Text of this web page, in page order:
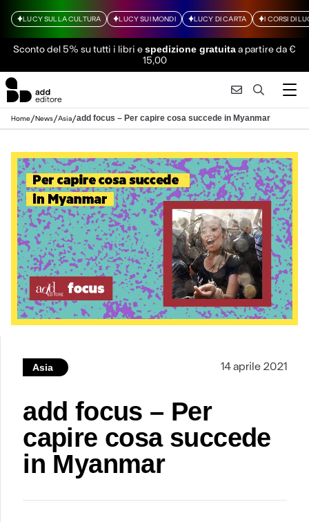
LUCY SULLA CULTURA LUCY SUI MONDI LUCY DI CARTA I CORSI DI
Sconto del 5% su tutti i libri espedizione gratuitaa partire da €
15,00
Home/News/Asia/add focus – Per capire cosa succede in Myanmar
Asia 14 aprile 2021
add focus – Per
capire cosa succede
in Myanmar